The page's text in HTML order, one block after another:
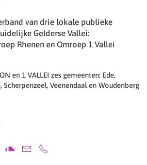
van drie lokale publieke
Gelderse Vallei:
Rhenen en Omroep 1 Vallei
en 1 VALLEI zes gemeenten: Ede,
Scherpenzeel, Veenendaal en Woudenberg